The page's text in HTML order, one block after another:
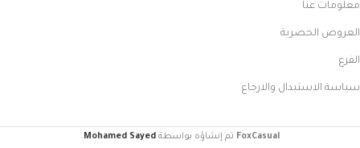
معلومات عنا
العروض الحصرية
الفرع
سياسة الاستبدال والارجاع
FoxCasual تم إنشاؤه بواسطةMohamed Sayed
.